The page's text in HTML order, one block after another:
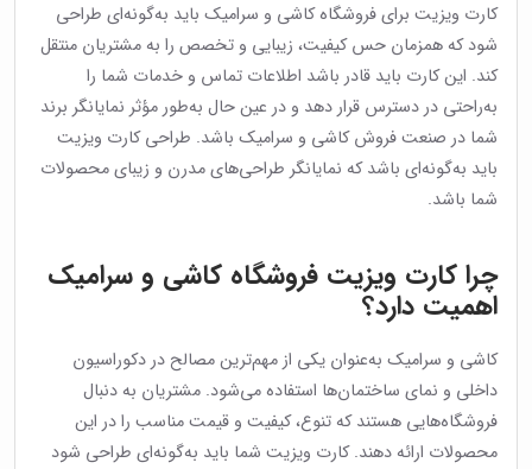
کارت ویزیت برای فروشگاه کاشی و سرامیک باید به‌گونه‌ای طراحی
شود که همزمان حس کیفیت، زیبایی و تخصص را به مشتریان منتقل
کند. این کارت باید قادر باشد اطلاعات تماس و خدمات شما را
به‌راحتی در دسترس قرار دهد و در عین حال به‌طور مؤثر نمایانگر برند
شما در صنعت فروش کاشی و سرامیک باشد. طراحی کارت ویزیت
باید به‌گونه‌ای باشد که نمایانگر طراحی‌های مدرن و زیبای محصولات
شما باشد.
چرا کارت ویزیت فروشگاه کاشی و سرامیک
اهمیت دارد؟
کاشی و سرامیک به‌عنوان یکی از مهم‌ترین مصالح در دکوراسیون
داخلی و نمای ساختمان‌ها استفاده می‌شود. مشتریان به دنبال
فروشگاه‌هایی هستند که تنوع، کیفیت و قیمت مناسب را در این
محصولات ارائه دهند. کارت ویزیت شما باید به‌گونه‌ای طراحی شود